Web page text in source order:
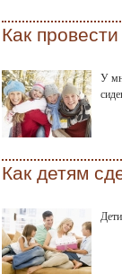
Как
У
Как детям